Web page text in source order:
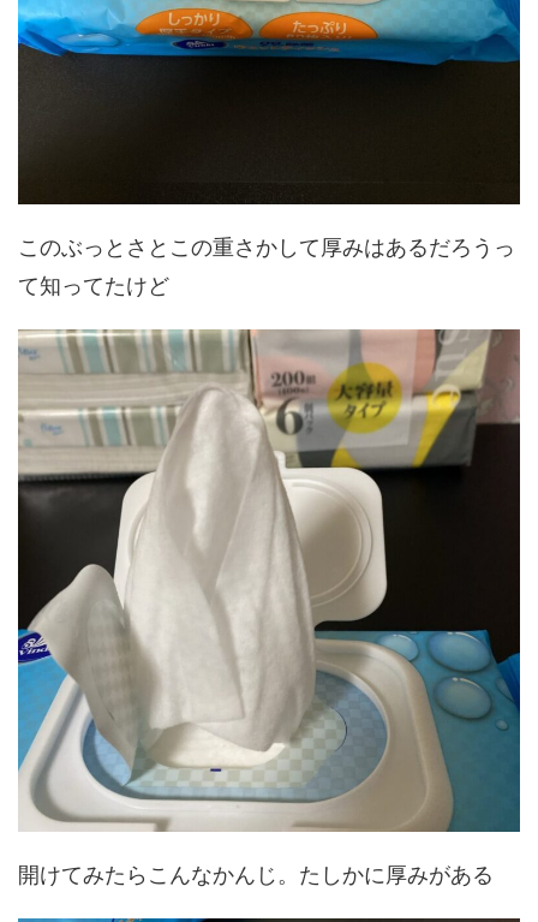
このぶっとさとこの重さかして厚みはあるだろうっ
て知ってたけど
開けてみたらこんなかんじ。たしかに厚みがある